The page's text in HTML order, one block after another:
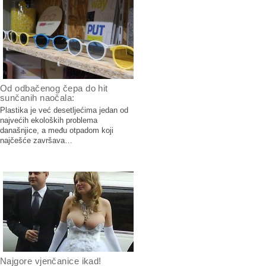
Od odbačenog čepa do hit
sunčanih naočala:
Plastika je već desetljećima jedan od
najvećih ekoloških problema
današnjice, a među otpadom koji
najčešće završava…
Najgore vjenčanice ikad!